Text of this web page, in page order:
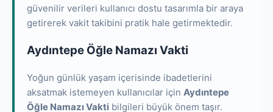
güvenilir verileri kullanıcı dostu tasarımla bir araya
getirerek vakit takibini pratik hale getirmektedir.
Aydıntepe Öğle Namazı Vakti
Yoğun günlük yaşam içerisinde ibadetlerini
aksatmak istemeyen kullanıcılar için Aydıntepe
Öğle Namazı Vakti bilgileri büyük önem taşır.